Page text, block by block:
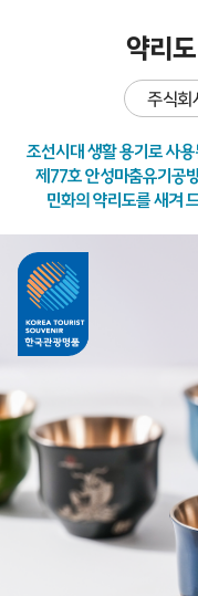
약리
주식회
조선시대 생활 용기로 사
제77호 안성마춤유기공
민화의 약리도를 새겨